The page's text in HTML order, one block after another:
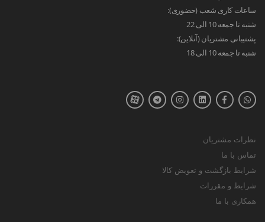
ساعات کاری شعب (حضوری):
شنبه تا جمعه 10 الی 22
پشتیبانی مشتریان (آنلاین):
شنبه تا جمعه 10 الی 18
نظرات مشتریان
تماس با ما
شرایط بازگشت و تعویض کالا
شرایط و مقررات
همکاری با ما